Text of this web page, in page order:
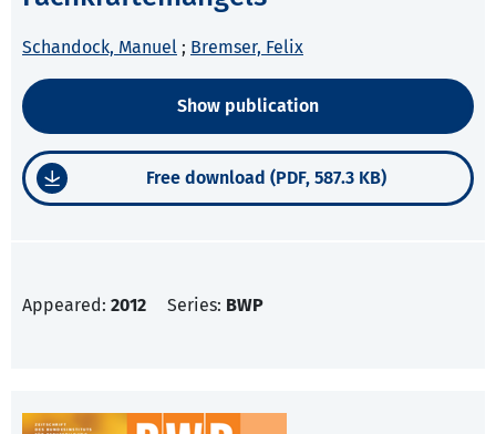
Schandock, Manuel ; Bremser, Felix
Show publication
Free download (PDF, 587.3 KB)
Appeared: 2012 Series: BWP